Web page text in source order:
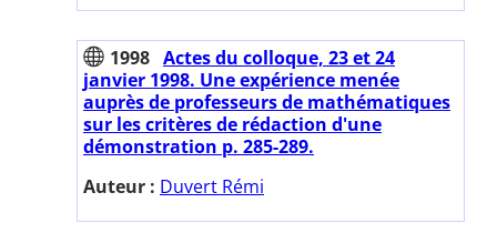
1998 Actes du colloque, 23 et 24
janvier 1998. Une expérience menée
auprès de professeurs de mathématiques
sur les critères de rédaction d'une
démonstration p. 285-289.
Auteur : Duvert Rémi